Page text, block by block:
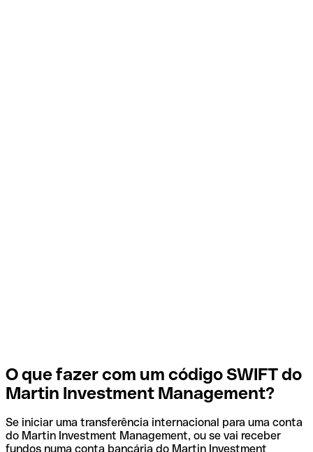
O que fazer com um código SWIFT do
Martin Investment Management?
Se iniciar uma transferência internacional para uma conta
do Martin Investment Management, ou se vai receber
fundos numa conta bancária do Martin Investment